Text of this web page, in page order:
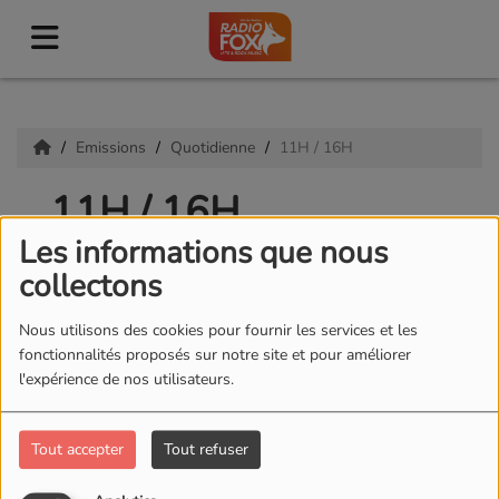
Les informations que nous
collectons
Nous utilisons des cookies pour fournir les services et les
fonctionnalités proposés sur notre site et pour améliorer
l'expérience de nos utilisateurs.
Tout accepter Tout refuser
Emissions Quotidienne 11H / 16H
11H / 16H